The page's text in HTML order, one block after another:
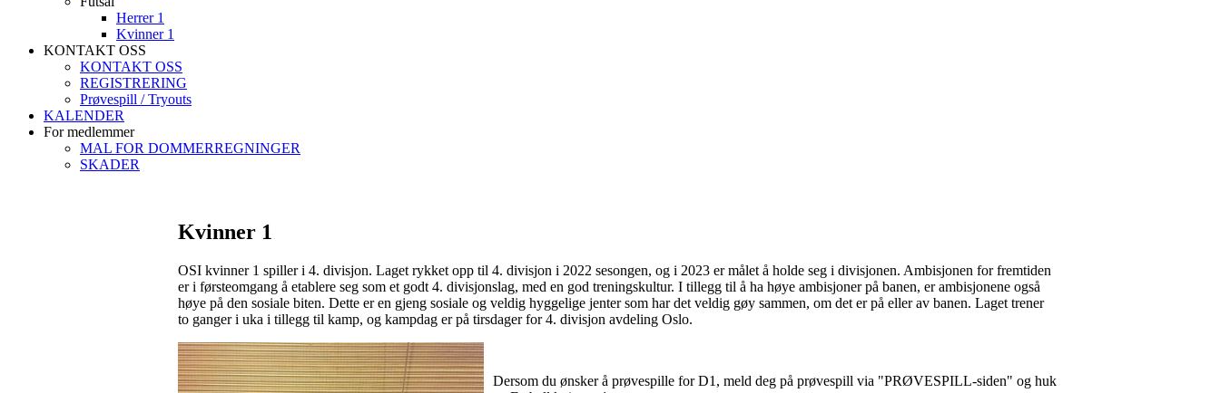
Herrer 1
Kvinner 1
KONTAKT OSS
KONTAKT OSS
REGISTRERING
Prøvespill / Tryouts
KALENDER
For medlemmer
MAL FOR DOMMERREGNINGER
SKADER
Kvinner 1
OSI kvinner 1 spiller i 4. divisjon. Laget rykket opp til 4. divisjon i 2022 sesongen, og i 2023 er målet å holde seg i divisjonen. Ambisjonen for fremtiden
er i førsteomgang å etablere seg som et godt 4. divisjonslag, med en god treningskultur. I tillegg til å ha høye ambisjoner på banen, er ambisjonene også
høye på den sosiale biten. Dette er en gjeng sosiale og veldig hyggelige jenter som har det veldig gøy sammen, om det er på eller av banen. Laget trener
to ganger i uka i tillegg til kamp, og kampdag er på tirsdager for 4. divisjon avdeling Oslo.
Dersom du ønsker å prøvespille for D1, meld deg på prøvespill via "PRØVESPILL-siden" og huk